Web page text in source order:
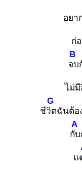
อยา
ก่
จบ
B
ไม่
ชีวิต
G
ฉันต้อ
กับ
A
แ